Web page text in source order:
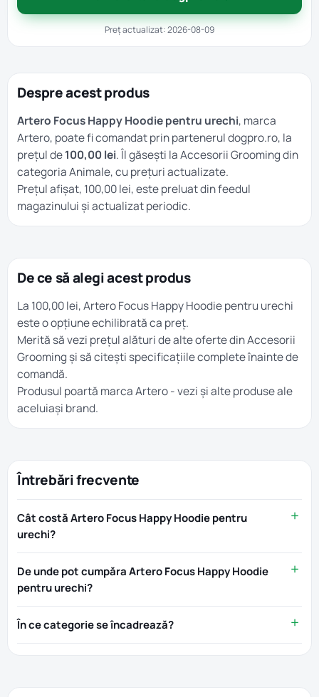
Preț actualizat: 2026-08-09
Despre acest produs
Artero Focus Happy Hoodie pentru urechi, marca
Artero, poate fi comandat prin partenerul dogpro.ro, la
prețul de100,00 lei. Îl găsești laAccesorii Groomingdin
categoriaAnimale, cu prețuri actualizate.
Prețul afișat, 100,00 lei, este preluat din feedul
magazinului și actualizat periodic.
De ce să alegi acest produs
La 100,00 lei, Artero Focus Happy Hoodie pentru urechi
este o opțiune echilibrată ca preț.
Merită să vezi prețul alături de alte oferte dinAccesorii
Grooming și să citești specificațiile complete înainte de
comandă.
Produsul poartă marcaArtero- vezi și alte produse ale
aceluiași brand.
Întrebări frecvente
Cât costă Artero Focus Happy Hoodie pentru
urechi?
De unde pot cumpăra Artero Focus Happy Hoodie
pentru urechi?
În ce categorie se încadrează?